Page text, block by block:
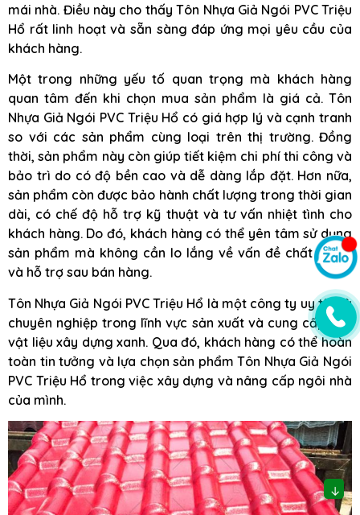
mái nhà. Điều này cho thấy Tôn Nhựa Giả Ngói PVC Triệu
Hổ rất linh hoạt và sẵn sàng đáp ứng mọi yêu cầu của
khách hàng.
Một trong những yếu tố quan trọng mà khách hàng
quan tâm đến khi chọn mua sản phẩm là giá cả. Tôn
Nhựa Giả Ngói PVC Triệu Hổ có giá hợp lý và cạnh tranh
so với các sản phẩm cùng loại trên thị trường. Đồng
thời, sản phẩm này còn giúp tiết kiệm chi phí thi công và
bảo trì do có độ bền cao và dễ dàng lắp đặt. Hơn nữa,
sản phẩm còn được bảo hành chất lượng trong thời gian
dài, có chế độ hỗ trợ kỹ thuật và tư vấn nhiệt tình cho
khách hàng. Do đó, khách hàng có thể yên tâm sử dụng
sản phẩm mà không cần lo lắng về vấn đề chất lượng
và hỗ trợ sau bán hàng.
Tôn Nhựa Giả Ngói PVC Triệu Hổ là một công ty uy tín và
chuyên nghiệp trong lĩnh vực sản xuất và cung cấp các
vật liệu xây dựng xanh. Qua đó, khách hàng có thể hoàn
toàn tin tưởng và lựa chọn sản phẩm Tôn Nhựa Giả Ngói
PVC Triệu Hổ trong việc xây dựng và nâng cấp ngôi nhà
của mình.
↓